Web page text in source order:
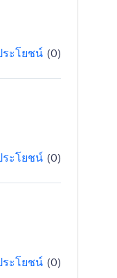
ระโยชน์ (0)
ระโยชน์ (0)
ระโยชน์ (0)